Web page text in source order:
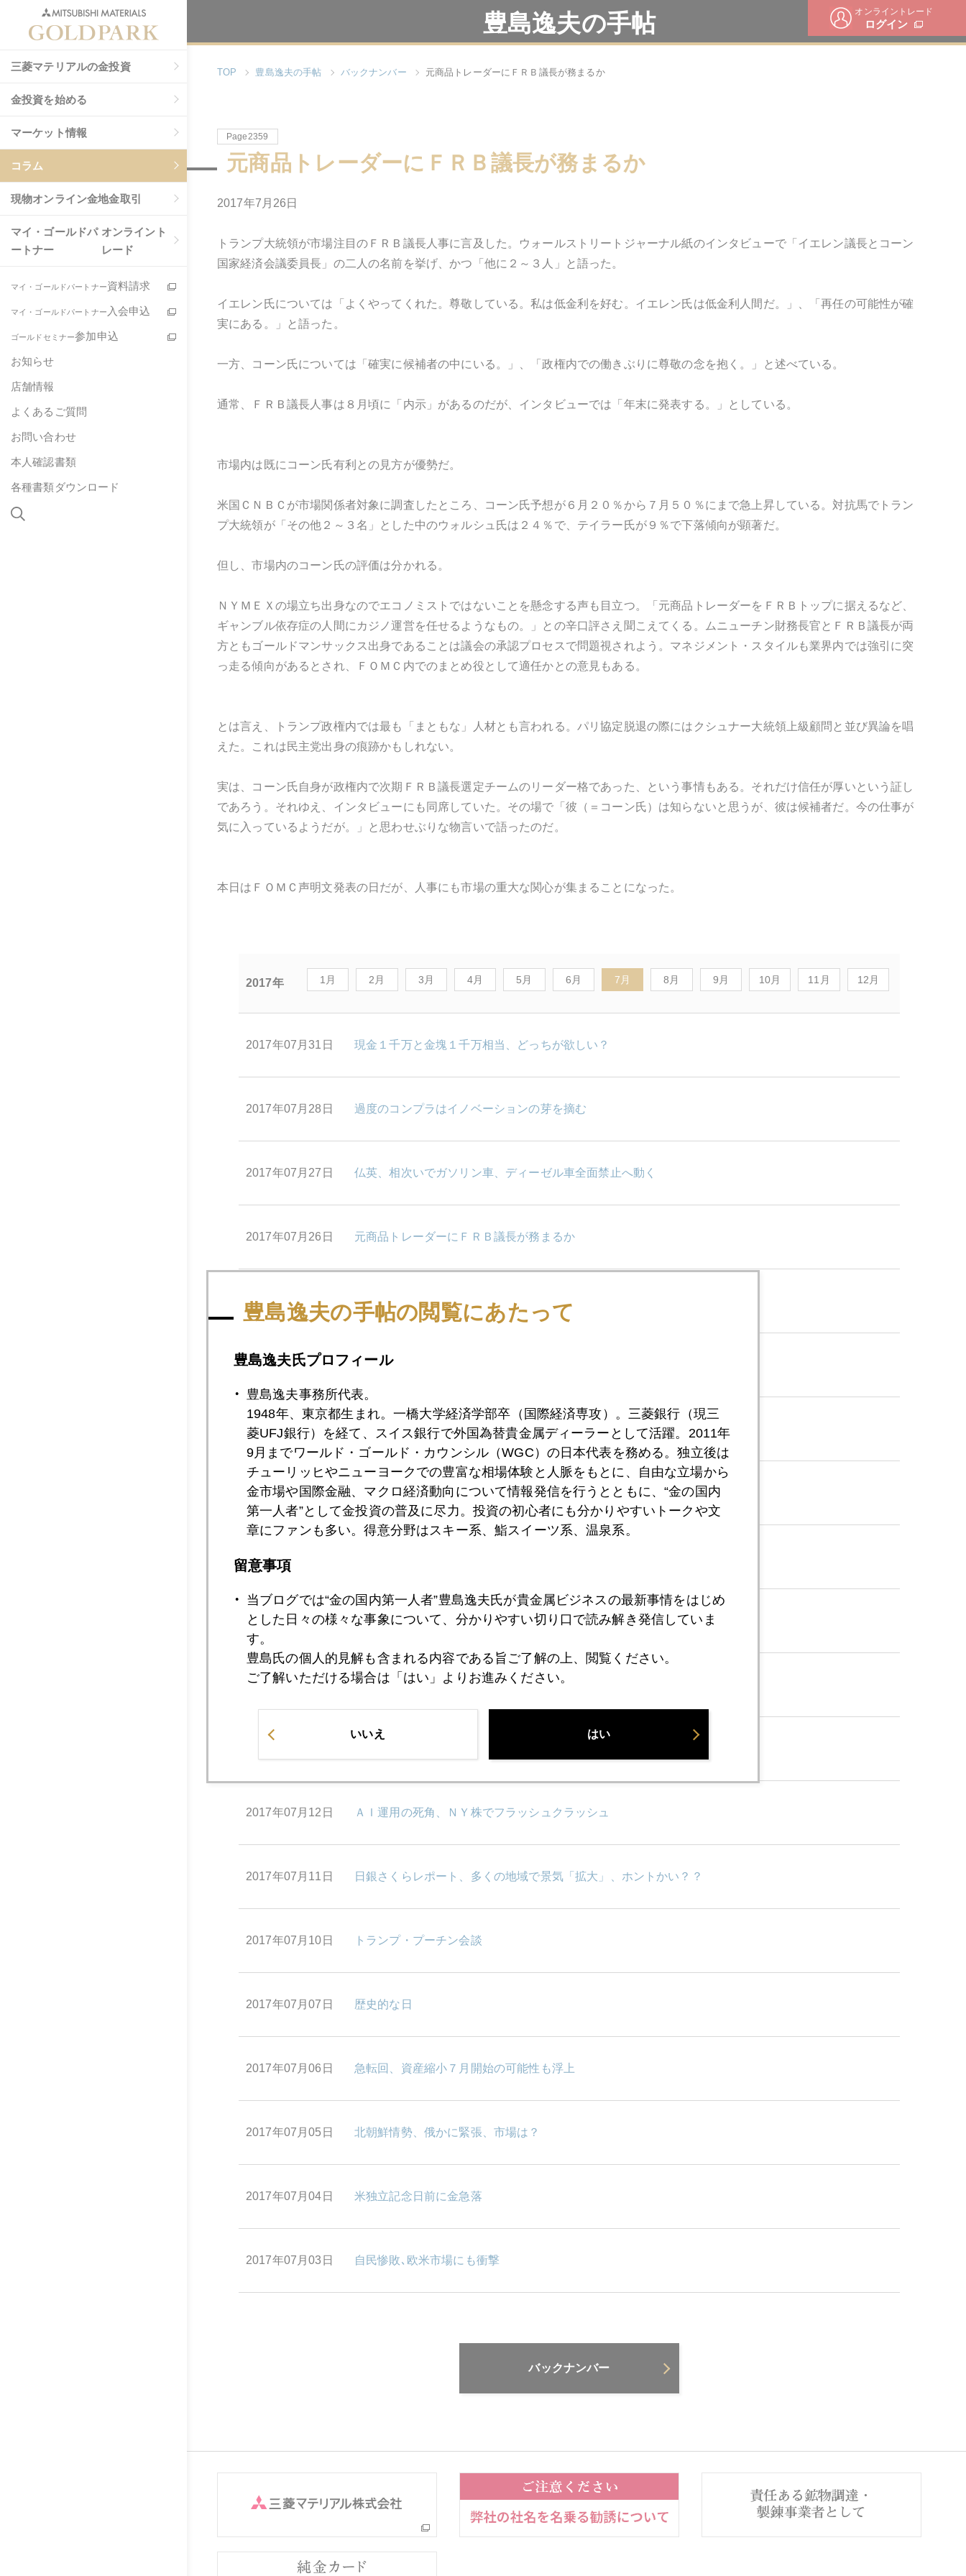
オンライントレード
ログイン
三菱マテリアルの金投資
金投資を始める
マーケット情報
コラム
現物オンライン金地金取引
マイ・ゴールドパ
ートナー
オンライント
レード
マイ・ゴールドパートナー資料請求
マイ・ゴールドパートナー 入会申込
ゴールドセミナー参加申込
お知らせ
店舗情報
よくあるご質問
お問い合わせ
本人確認書類
各種書類ダウンロード
豊島逸夫の手帖
TOP 豊島逸夫の手帖 バックナンバー 元商品トレーダーにＦＲＢ議長が務まるか
Page2359
元商品トレーダーにＦＲＢ議長が務まるか
2017年7月26日
トランプ大統領が市場注目のＦＲＢ議長人事に言及した。ウォールストリートジャーナル紙のインタビューで「イエレン議長とコーン
国家経済会議委員長」の二人の名前を挙げ、かつ「他に２～３人」と語った。
イエレン氏については「よくやってくれた。尊敬している。私は低金利を好む。イエレン氏は低金利人間だ。」、「再任の可能性が確
実にある。」と語った。
一方、コーン氏については「確実に候補者の中にいる。」、「政権内での働きぶりに尊敬の念を抱く。」と述べている。
通常、ＦＲＢ議長人事は８月頃に「内示」があるのだが、インタビューでは「年末に発表する。」としている。
市場内は既にコーン氏有利との見方が優勢だ。
米国ＣＮＢＣが市場関係者対象に調査したところ、コーン氏予想が６月２０％から７月５０％にまで急上昇している。対抗馬でトラン
プ大統領が「その他２～３名」とした中のウォルシュ氏は２４％で、テイラー氏が９％で下落傾向が顕著だ。
但し、市場内のコーン氏の評価は分かれる。
ＮＹＭＥＸの場立ち出身なのでエコノミストではないことを懸念する声も目立つ。「元商品トレーダーをＦＲＢトップに据えるなど、
ギャンブル依存症の人間にカジノ運営を任せるようなもの。」との辛口評さえ聞こえてくる。ムニューチン財務長官とＦＲＢ議長が両
方ともゴールドマンサックス出身であることは議会の承認プロセスで問題視されよう。マネジメント・スタイルも業界内では強引に突
っ走る傾向があるとされ、ＦＯＭＣ内でのまとめ役として適任かとの意見もある。
とは言え、トランプ政権内では最も「まともな」人材とも言われる。パリ協定脱退の際にはクシュナー大統領上級顧問と並び異論を唱
えた。これは民主党出身の痕跡かもしれない。
実は、コーン氏自身が政権内で次期ＦＲＢ議長選定チームのリーダー格であった、という事情もある。それだけ信任が厚いという証し
であろう。それゆえ、インタビューにも同席していた。その場で「彼（＝コーン氏）は知らないと思うが、彼は候補者だ。今の仕事が
気に入っているようだが。」と思わせぶりな物言いで語ったのだ。
本日はＦＯＭＣ声明文発表の日だが、人事にも市場の重大な関心が集まることになった。
2017年 1月 2月 3月 4月 5月 6月 7月 8月 9月 10月 11月 12月
2017年07月31日 現金１千万と金塊１千万相当、どっちが欲しい？
2017年07月28日 過度のコンプラはイノベーションの芽を摘む
2017年07月27日 仏英、相次いでガソリン車、ディーゼル車全面禁止へ動く
2017年07月26日 元商品トレーダーにＦＲＢ議長が務まるか
2017年07月25日 ギリシャ国債発行再開は「茶番劇」
2017年07月24日 日米政権難渋、円・金買い誘発
2017年07月21日 切迫ロシアゲート、日銀発円安を帳消し、金も急騰
2017年07月20日 日銀を信じられない人たちが金を買う
2017年07月19日
2017年07月18日 英国ＥＵ離脱国民投票、二回目の可能性
2017年07月14日 インド人が熱心に金を買う理由
2017年07月12日 ＡＩ運用の死角、ＮＹ株でフラッシュクラッシュ
2017年07月11日 日銀さくらレポート、多くの地域で景気「拡大」、ホントかい？？
2017年07月10日 トランプ・プーチン会談
2017年07月07日 歴史的な日
2017年07月06日 急転回、資産縮小７月開始の可能性も浮上
2017年07月05日 北朝鮮情勢、俄かに緊張、市場は？
2017年07月04日 米独立記念日前に金急落
2017年07月03日 自民惨敗､欧米市場にも衝撃
バックナンバー
豊島逸夫の手帖の閲覧にあたって
豊島逸夫氏プロフィール
豊島逸夫事務所代表。
1948年、東京都生まれ。一橋大学経済学部卒（国際経済専攻）。三菱銀行（現三
菱UFJ銀行）を経て、スイス銀行で外国為替貴金属ディーラーとして活躍。2011年
9月までワールド・ゴールド・カウンシル（WGC）の日本代表を務める。独立後は
チューリッヒやニューヨークでの豊富な相場体験と人脈をもとに、自由な立場から
金市場や国際金融、マクロ経済動向について情報発信を行うとともに、“金の国内
第一人者”として金投資の普及に尽力。投資の初心者にも分かりやすいトークや文
章にファンも多い。得意分野はスキー系、鮨スイーツ系、温泉系。
留意事項
当ブログでは“金の国内第一人者”豊島逸夫氏が貴金属ビジネスの最新事情をはじめ
とした日々の様々な事象について、分かりやすい切り口で読み解き発信していま
す。
豊島氏の個人的見解も含まれる内容である旨ご了解の上、閲覧ください。
ご了解いただける場合は「はい」よりお進みください。
いいえ はい